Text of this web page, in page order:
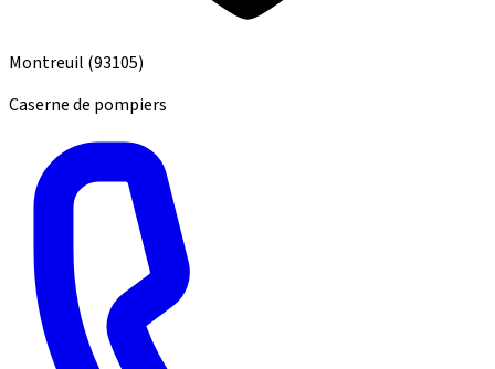
Montreuil (93105)
Caserne de pompiers